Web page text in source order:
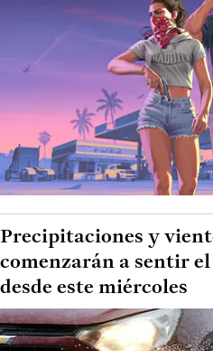
Precipitaciones y
comenzarán a sentir
desde este miércoles